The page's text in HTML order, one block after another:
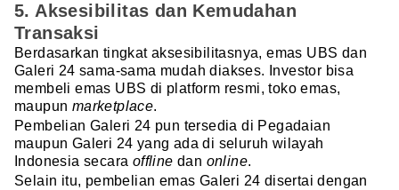
5. Aksesibilitas dan Kemudahan
Transaksi
Berdasarkan tingkat aksesibilitasnya, emas UBS dan
Galeri 24 sama-sama mudah diakses. Investor bisa
membeli emas UBS di platform resmi, toko emas,
maupun marketplace.
Pembelian Galeri 24 pun tersedia di Pegadaian
maupun Galeri 24 yang ada di seluruh wilayah
Indonesia secara offlinedan online.
Selain itu, pembelian emas Galeri 24 disertai dengan